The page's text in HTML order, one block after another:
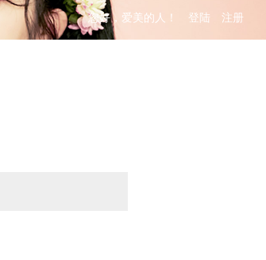
您好，爱美的人！ 登陆 注册